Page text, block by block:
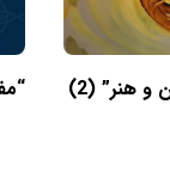
هنر” (2)